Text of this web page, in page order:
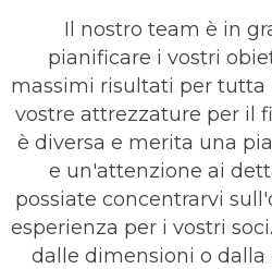
Il nostro team è in
pianificare i vostri
massimi risultati per tutta
vostre attrezzature per il
è diversa e merita una
e un'attenzione ai
possiate concentrarvi
esperienza per i vostri
dalle dimensioni o dalla